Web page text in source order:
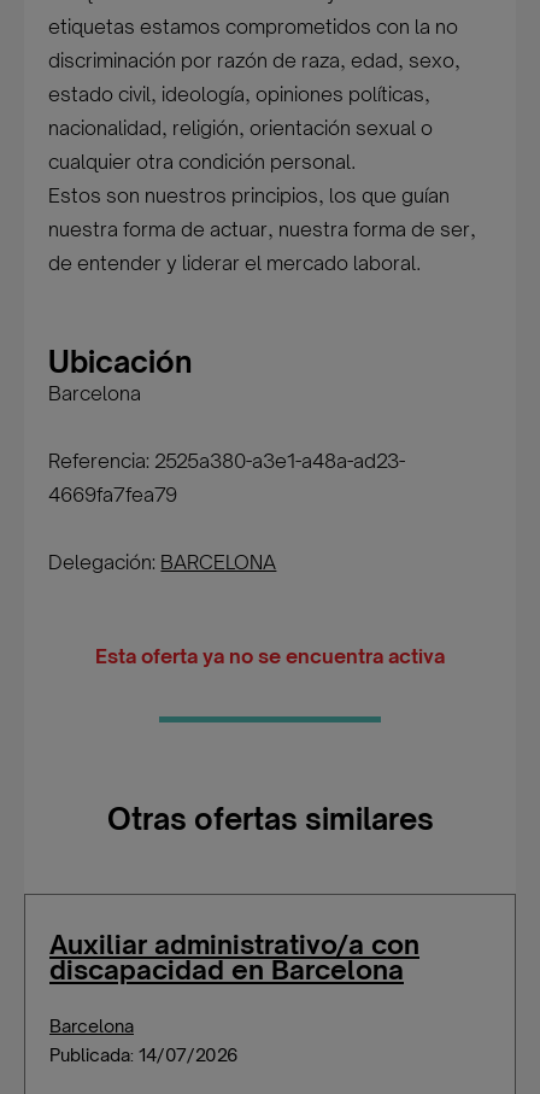
etiquetas estamos comprometidos con la no
discriminación por razón de raza, edad, sexo,
estado civil, ideología, opiniones políticas,
nacionalidad, religión, orientación sexual o
cualquier otra condición personal.
Estos son nuestros principios, los que guían
nuestra forma de actuar, nuestra forma de ser,
de entender y liderar el mercado laboral.
Ubicación
Barcelona
Referencia: 2525a380-a3e1-a48a-ad23-
4669fa7fea79
Delegación: BARCELONA
Esta oferta ya no se encuentra activa
Otras ofertas similares
Auxiliar administrativo/a con
discapacidad en Barcelona
Barcelona
Publicada: 14/07/2026